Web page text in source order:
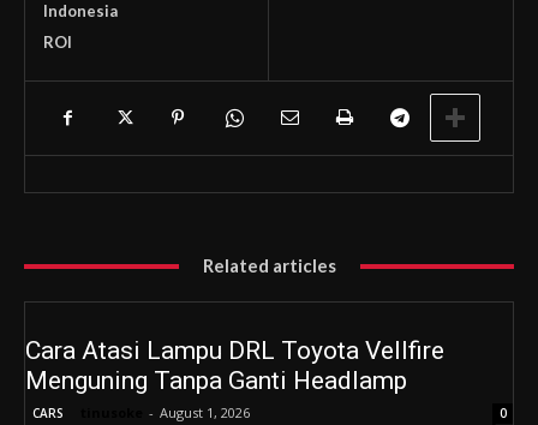
Indonesia
ROI
Related articles
Cara Atasi Lampu DRL Toyota Vellfire
Menguning Tanpa Ganti Headlamp
CARS - August 1, 2026 0